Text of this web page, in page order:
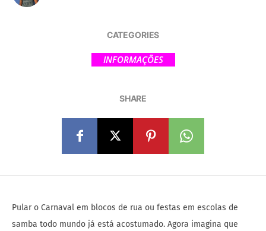
CATEGORIES
INFORMAÇÕES
SHARE
Pular o Carnaval em blocos de rua ou festas em escolas de
samba todo mundo já está acostumado. Agora imagina que